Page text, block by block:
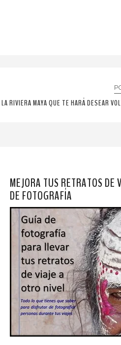
RIVIERA MAYA QUE TE HARÁ DESEAR
MEJORA TUS RETRATOS DE
DE FOTOGRAFÍA